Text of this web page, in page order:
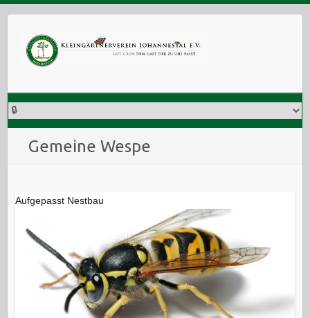
content
Gemeine Wespe
Aufgepasst Nestbau